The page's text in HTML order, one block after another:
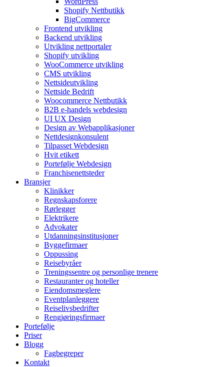
Shopify Nettbutikk
BigCommerce
Frontend utvikling
Backend utvikling
Utvikling nettportaler
Shopify utvikling
WooCommerce utvikling
CMS utvikling
Nettsideutvikling
Nettside Bedrift
Woocommerce Nettbutikk
B2B e-handels webdesign
UI UX Design
Design av Webapplikasjoner
Nettdesignkonsulent
Tilpasset Webdesign
Hvit etikett
Portefølje Webdesign
Franchisenettsteder
Bransjer
Klinikker
Regnskapsforere
Rørlegger
Elektrikere
Advokater
Utdanningsinstitusjoner
Byggefirmaer
Oppussing
Reisebyråer
Treningssentre og personlige trenere
Restauranter og hoteller
Eiendomsmeglere
Eventplanleggere
Reiselivsbedrifter
Rengjøringsfirmaer
Portefølje
Priser
Blogg
Fagbegreper
Kontakt